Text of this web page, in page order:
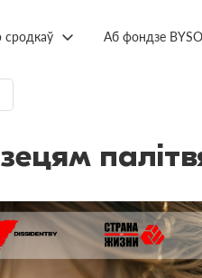
сродкаў Аб фондзе